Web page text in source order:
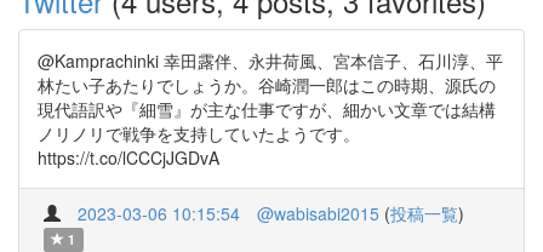
@Kamprachinki 幸田露伴、永井荷風、宮本信子、石川淳、平
林たい子あたりでしょうか。谷崎潤一郎はこの時期、源氏の
現代語訳や『細雪』が主な仕事ですが、細かい文章では結構
ノリノリで戦争を支持していたようです。
https://t.co/lCCCjJGDvA
2023-03-06 10:15:54 @wabisabi2015 (投稿一覧)
1